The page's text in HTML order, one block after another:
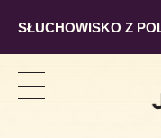
SŁUCHOWISKO Z